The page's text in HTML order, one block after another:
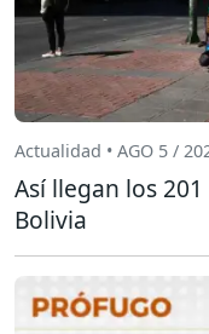
Actualidad • AGO 5 /
Así llegan los
Bolivia